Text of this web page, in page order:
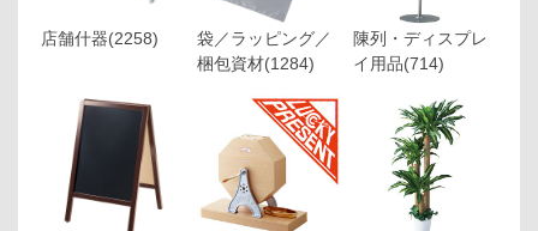
店舗什器(2258)
袋／ラッピング／
梱包資材(1284)
陳列・ディスプレ
イ用品(714)